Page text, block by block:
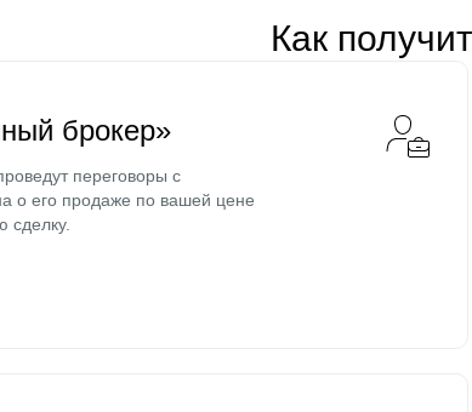
Как
брокер»
переговоры с
о его продаже по вашей цене
сделку.